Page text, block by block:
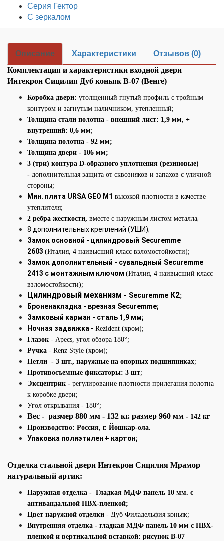
Серия Гектор
С зеркалом
Описание Характеристики
Отзывов (0)
Комплектация и характеристики входной двери
Интекрон Сицилия Дуб коньяк В-07 (Венге)
Коробка двери: утолщенный гнутый профиль с тройным
контуром и загнутым наличником, утепленный;
Толщина стали полотна - внешний лист: 1,9 мм, +
внутренний: 0,6 мм;
Толщина полотна - 92 мм;
Толщина двери - 106 мм;
3 (три) контура D-образного уплотнения (резиновые)
- дополнительная защита от сквозняков и запахов с уличной
стороны;
Мин. плита URSA GEO М1 высокой плотности в качестве
утеплителя;
2 ребра жесткости, вместе с наружным листом металла;
8 дополнительных креплений (УШИ);
Замок основной - цилиндровый Securemme
2603 (Италия, 4 наивысший класс взломостойкости);
Замок дополнительный - сувальдный Securemme
2413 с монтажным ключом (Италия, 4 наивысший класс
взломостойкости);
Цилиндровый механизм - Securemme К2;
Броненакладка - врезная Securemme;
Замковый карман - сталь 1,9 мм;
Ночная задвижка - Rezident (хром);
Глазок - Apecs, угол обзора 180°;
Ручка - Renz Style (хром);
Петли - 3 шт., наружные на опорных подшипниках;
Противосъемные фиксаторы: 3 шт;
Эксцентрик - регулирование плотности прилегания полотна
к коробке двери;
Угол открывания - 180°;
Вес - размер 880 мм - 132 кг. размер 960 мм - 142 кг
Производство: Россия, г. Йошкар-ола.
Упаковка полиэтилен + картон;
Отделка стальной двери Интекрон Сицилия Мрамор
натуральный артик:
Наружная отделка - Гладкая МДФ панель 10 мм. с
антивандальной ПВХ-пленкой;
Цвет наружной отделки - Дуб Филадельфия коньяк;
Внутренняя отделка - гладкая МДФ панель 10 мм с ПВХ-
пленкой и вертикальной вставкой: рисунок В-07